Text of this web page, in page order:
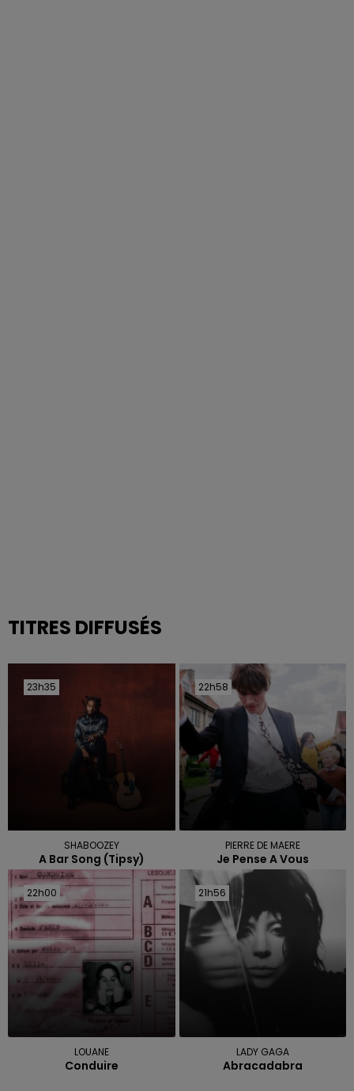
TITRES DIFFUSÉS
23h35
23h35
SHABOOZEY
A Bar Song (tipsy)
22h58
22h58
PIERRE DE MAERE
Je Pense A Vous
22h00
22h00
LOUANE
Conduire
21h56
21h56
LADY GAGA
Abracadabra